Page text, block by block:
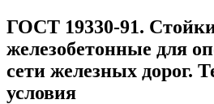
ГОСТ 19330-91.
железобетонные для
сети железных дорог.
условия